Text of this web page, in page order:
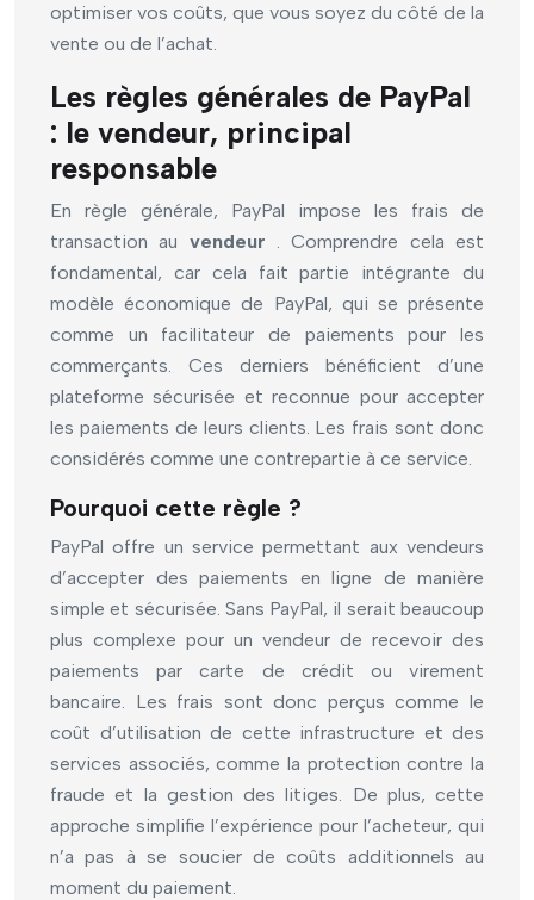
optimiser vos coûts, que vous soyez du côté de la
vente ou de l’achat.
Les règles générales de PayPal
: le vendeur, principal
responsable
En règle générale, PayPal impose les frais de
transaction au vendeur . Comprendre cela est
fondamental, car cela fait partie intégrante du
modèle économique de PayPal, qui se présente
comme un facilitateur de paiements pour les
commerçants. Ces derniers bénéficient d’une
plateforme sécurisée et reconnue pour accepter
les paiements de leurs clients. Les frais sont donc
considérés comme une contrepartie à ce service.
Pourquoi cette règle ?
PayPal offre un service permettant aux vendeurs
d’accepter des paiements en ligne de manière
simple et sécurisée. Sans PayPal, il serait beaucoup
plus complexe pour un vendeur de recevoir des
paiements par carte de crédit ou virement
bancaire. Les frais sont donc perçus comme le
coût d’utilisation de cette infrastructure et des
services associés, comme la protection contre la
fraude et la gestion des litiges. De plus, cette
approche simplifie l’expérience pour l’acheteur, qui
n’a pas à se soucier de coûts additionnels au
moment du paiement.